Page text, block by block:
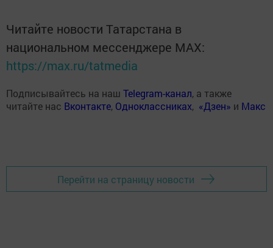
Читайте новости Татарстана в
национальном мессенджере MАХ:
https://max.ru/tatmedia
Подписывайтесь на наш Telegram-канал, а также
читайте нас Вконтакте, Одноклассниках, «Дзен» и Макс
Перейти на страницу новости